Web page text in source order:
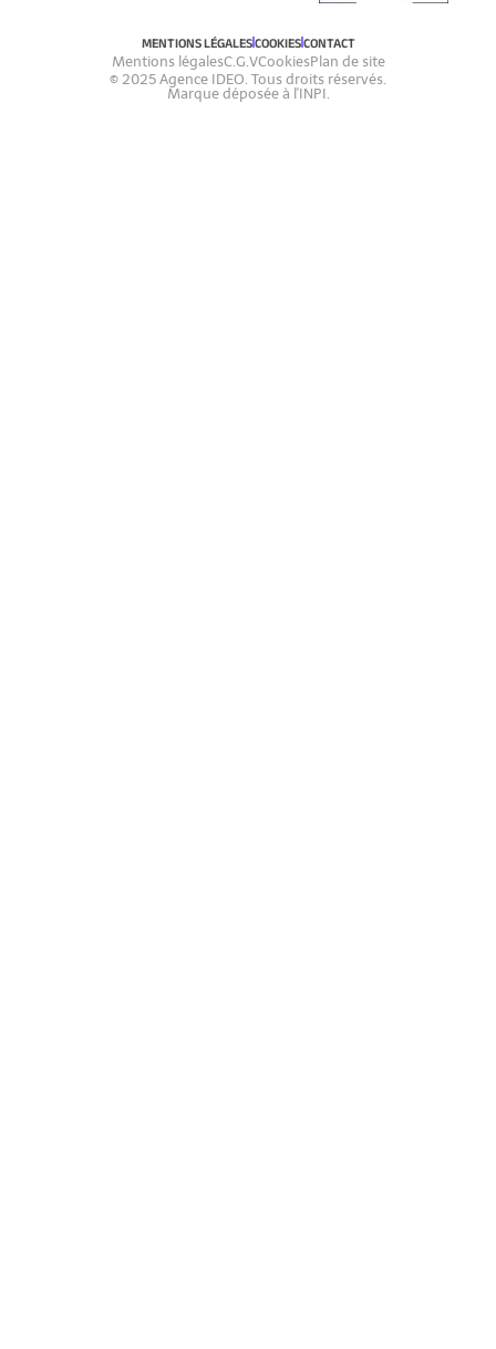
MENTIONS LÉGALESCOOKIESCONTACT
Mentions légalesC.G.VCookiesPlan de site
© 2025 Agence IDEO. Tous droits réservés.
Marque déposée à l'INPI.